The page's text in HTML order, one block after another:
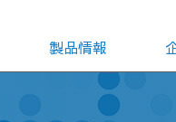
製品情報